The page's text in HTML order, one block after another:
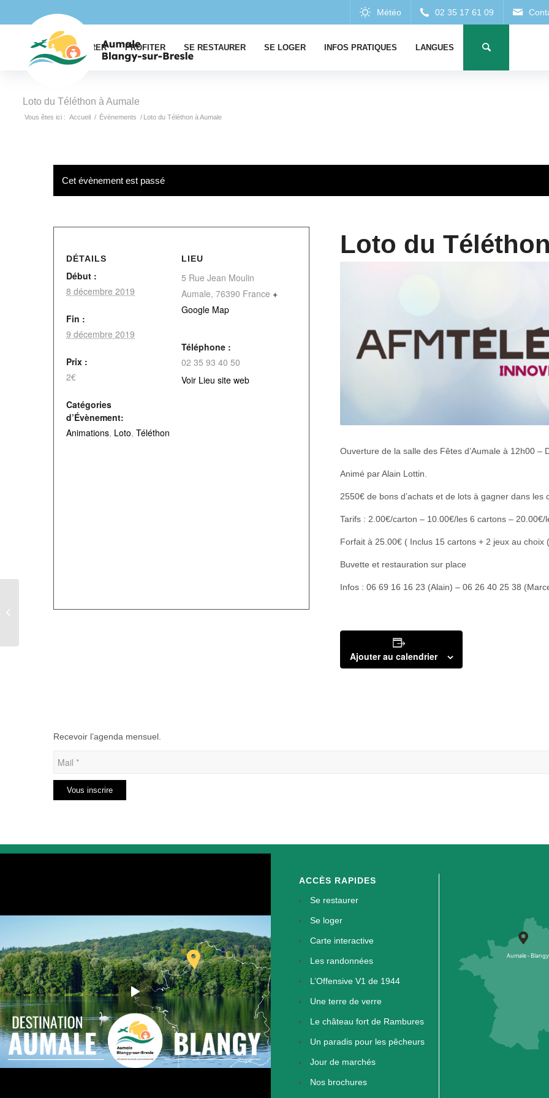
EXPLORER PROFITER SE RESTAURER SE LOGER INFOS PRATIQUES LANGUES
Loto du Téléthon à Aumale
Vous êtes ici : Accueil / Évènements / Loto du Téléthon à Aumale
Cet évènement est passé
Loto du
Ouverture de la salle des Fêtes d’Aumale à 12h00 –
Animé par Alain Lottin.
2550€ de bons d’achats et de lots à gagner dans les
Tarifs : 2.00€/carton – 10.00€/les 6 cartons – 20.00€/
Forfait à 25.00€ ( Inclus 15 cartons + 2 jeux au choix
Buvette et restauration sur place
Infos : 06 69 16 16 23 (Alain) – 06 26 40 25 38
Ajouter au calendrier
DÉTAILS
Début :
8 décembre 2019
Fin :
9 décembre 2019
Prix :
2€
Catégories
d’Évènement:
Animations, Loto, Téléthon
LIEU
5 Rue Jean Moulin
Aumale, 76390 France +
Google Map
Téléphone :
02 35 93 40 50
Voir Lieu site web
Recevoir l’agenda mensuel.
ACCÈS RAPIDES
Se restaurer
Se loger
Carte interactive
Les randonnées
L’Offensive V1 de 1944
Une terre de verre
Le château fort de Rambures
Un paradis pour les pêcheurs
Jour de marchés
Nos brochures
TRAIL pour le Téléthon